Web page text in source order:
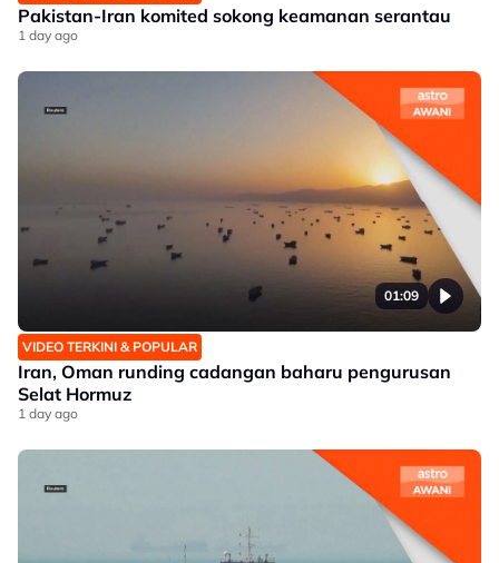
Pakistan-Iran komited sokong keamanan serantau
1 day ago
01:09
VIDEO TERKINI & POPULAR
Iran, Oman runding cadangan baharu pengurusan
Selat Hormuz
1 day ago